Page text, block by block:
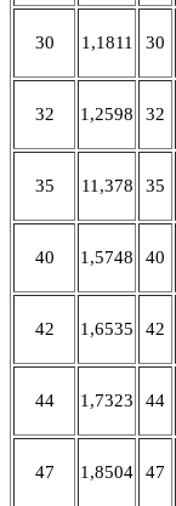
30 1,1811 30
32 1,2598 32
35 11,378 35
40 1,5748 40
42 1,6535 42
44 1,7323 44
47 1,8504 47